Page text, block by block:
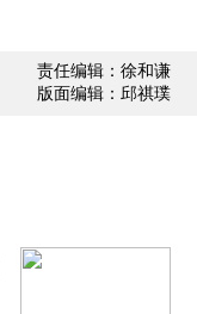
责任编辑：徐和谦
版面编辑：邱祺璞